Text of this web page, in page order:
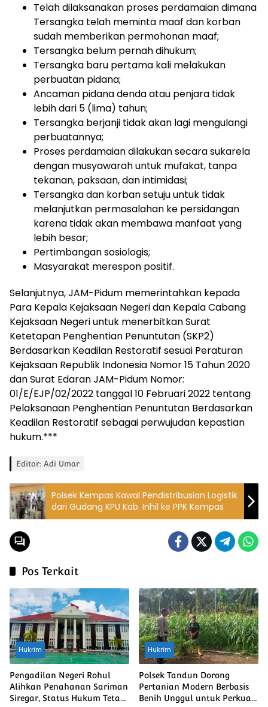
Telah dilaksanakan proses perdamaian dimana
Tersangka telah meminta maaf dan korban
sudah memberikan permohonan maaf;
Tersangka belum pernah dihukum;
Tersangka baru pertama kali melakukan
perbuatan pidana;
Ancaman pidana denda atau penjara tidak
lebih dari 5 (lima) tahun;
Tersangka berjanji tidak akan lagi mengulangi
perbuatannya;
Proses perdamaian dilakukan secara sukarela
dengan musyawarah untuk mufakat, tanpa
tekanan, paksaan, dan intimidasi;
Tersangka dan korban setuju untuk tidak
melanjutkan permasalahan ke persidangan
karena tidak akan membawa manfaat yang
lebih besar;
Pertimbangan sosiologis;
Masyarakat merespon positif.
Selanjutnya, JAM-Pidum memerintahkan kepada
Para Kepala Kejaksaan Negeri dan Kepala Cabang
Kejaksaan Negeri untuk menerbitkan Surat
Ketetapan Penghentian Penuntutan (SKP2)
Berdasarkan Keadilan Restoratif sesuai Peraturan
Kejaksaan Republik Indonesia Nomor 15 Tahun 2020
dan Surat Edaran JAM-Pidum Nomor:
01/E/EJP/02/2022 tanggal 10 Februari 2022 tentang
Pelaksanaan Penghentian Penuntutan Berdasarkan
Keadilan Restoratif sebagai perwujudan kepastian
hukum.***
Editor: Adi Umar
Polsek Kempas Kawal Pendistribusian Logistik
dari Gudang KPU Kab. Inhil ke PPK Kempas
Pos Terkait
Hukrim
Pengadilan Negeri Rohul
Alihkan Penahanan Sariman
Siregar, Status Hukum Tetap
Hukrim
Polsek Tandun Dorong
Pertanian Modern Berbasis
Benih Unggul untuk Perkuat